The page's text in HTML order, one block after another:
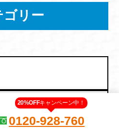
ゴリー
20%OFFキャンペーン中！
0120-928-760